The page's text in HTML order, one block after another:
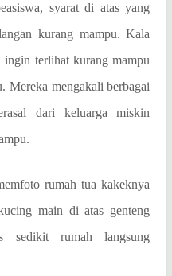
syarat di atas yang
kurang mampu. Kala
ingin terlihat kurang mampu
Mereka mengakali berbagai
dari keluarga miskin
rumah tua kakeknya
main di atas genteng
sedikit rumah langsung